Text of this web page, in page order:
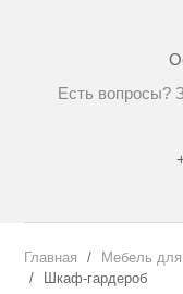
Есть вопросы?
Главная Мебель для
Шкаф-гардероб